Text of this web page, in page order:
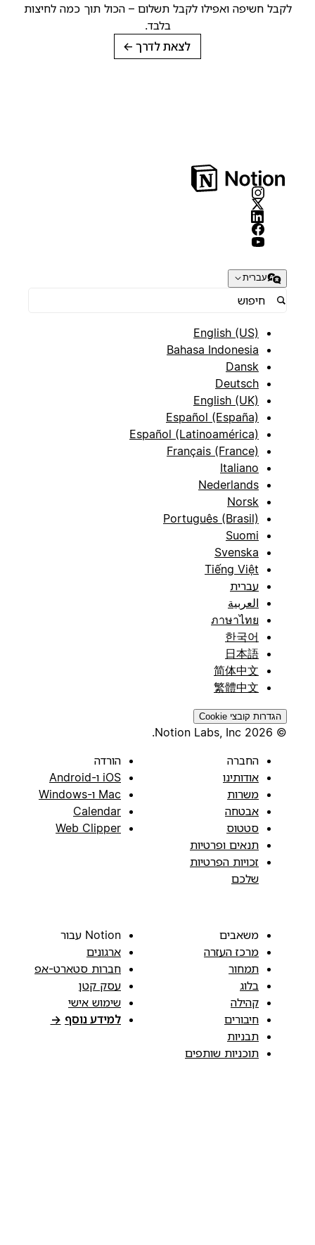
לקבל חשיפה ואפילו לקבל תשלום – הכול תוך כמה לחיצות
בלבד.
לצאת לדרך→
עברית
English (US)
Bahasa Indonesia
Dansk
Deutsch
English (UK)
Español (España)
Español (Latinoamérica)
Français (France)
Italiano
Nederlands
Norsk
Português (Brasil)
Suomi
Svenska
Tiếng Việt
עברית
العربية
ภาษาไทย
한국어
日本語
简体中文
繁體中文
הגדרות קובצי Cookie
החברה
אודותינו
משרות
אבטחה
סטטוס
תנאים ופרטיות
זכויות הפרטיות
שלכם
הורדה
iOS ו-Android
Mac ו-Windows
Calendar
Web Clipper
משאבים
מרכז העזרה
תמחור
בלוג
קהילה
חיבורים
תבניות
תוכניות שותפים
Notion עבור
ארגונים
חברות סטארט-אפ
עסק קטן
שימוש אישי
למידע נוסף →